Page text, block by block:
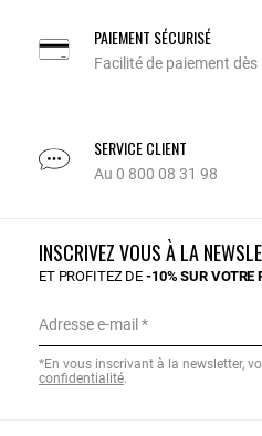
PAIEMENT SÉCURISÉ
Facilité de paiement
SERVICE CLIENT
Au 0 800 08 31 98
INSCRIVEZ VOUS À LA
ET PROFITEZ DE-10% SUR VOTRE
Adresse e-mail
*En vous inscrivant à la newsletter,
confidentialité.